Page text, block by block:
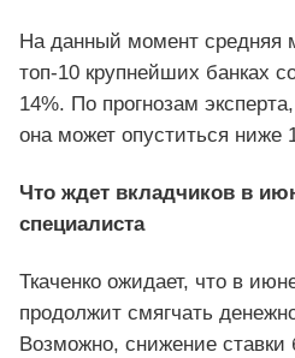
На данный момент средняя
топ-10 крупнейших банках
14%. По прогнозам
она может опуститься ниже
Что ждет вкладчиков в
специалиста
Ткаченко ожидает, что в
продолжит смягчать
Возможно, снижение ставки